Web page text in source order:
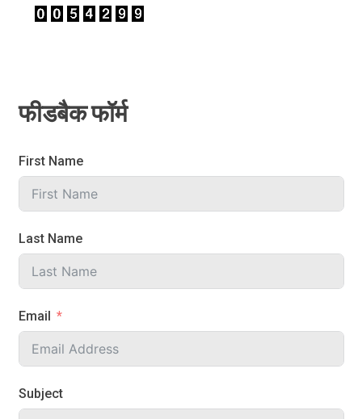
फीडबैक फॉर्म
First Name
Last Name
Email
Subject